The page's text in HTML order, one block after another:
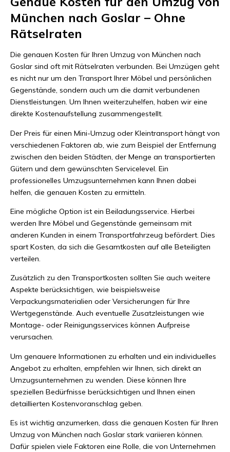
München nach Goslar – Ohne
Rätselraten
Die genauen Kosten für Ihren Umzug von München nach
Goslar sind oft mit Rätselraten verbunden. Bei Umzügen geht
es nicht nur um den Transport Ihrer Möbel und persönlichen
Gegenstände, sondern auch um die damit verbundenen
Dienstleistungen. Um Ihnen weiterzuhelfen, haben wir eine
direkte Kostenaufstellung zusammengestellt.
Der Preis für einen Mini-Umzug oder Kleintransport hängt von
verschiedenen Faktoren ab, wie zum Beispiel der Entfernung
zwischen den beiden Städten, der Menge an transportierten
Gütern und dem gewünschten Servicelevel. Ein
professionelles Umzugsunternehmen kann Ihnen dabei
helfen, die genauen Kosten zu ermitteln.
Eine mögliche Option ist ein Beiladungsservice. Hierbei
werden Ihre Möbel und Gegenstände gemeinsam mit
anderen Kunden in einem Transportfahrzeug befördert. Dies
spart Kosten, da sich die Gesamtkosten auf alle Beteiligten
verteilen.
Zusätzlich zu den Transportkosten sollten Sie auch weitere
Aspekte berücksichtigen, wie beispielsweise
Verpackungsmaterialien oder Versicherungen für Ihre
Wertgegenstände. Auch eventuelle Zusatzleistungen wie
Montage- oder Reinigungsservices können Aufpreise
verursachen.
Um genauere Informationen zu erhalten und ein individuelles
Angebot zu erhalten, empfehlen wir Ihnen, sich direkt an
Umzugsunternehmen zu wenden. Diese können Ihre
speziellen Bedürfnisse berücksichtigen und Ihnen einen
detaillierten Kostenvoranschlag geben.
Es ist wichtig anzumerken, dass die genauen Kosten für Ihren
Umzug von München nach Goslar stark variieren können.
Dafür spielen viele Faktoren eine Rolle, die von Unternehmen